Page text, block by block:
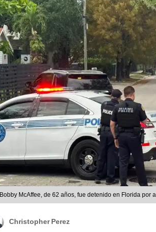
Bobby McAffee, de 62 años, fue detenido en Florida por
Christopher Perez